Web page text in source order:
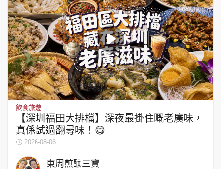
飲食旅遊
【深圳福田大排檔】深夜最掛住嘅老廣味，
真係試過翻尋味！😋
2026-08-06
東周煎釀三寶